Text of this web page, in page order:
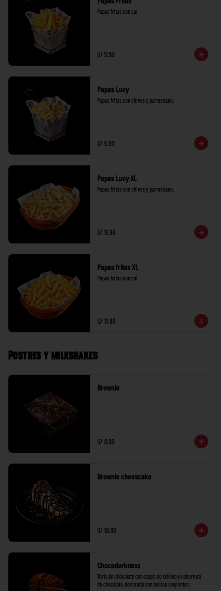
Papas fritas con sal.
S/ 9.90
Papas Lucy
Papas fritas con chives y parmesano.
S/ 9.90
Papas Lucy XL
Papas fritas con chives y parmesano.
S/ 11.90
Papas fritas XL
Papas fritas con sal.
S/ 11.90
Postres y milkshakes
Brownie
S/ 8.90
Brownie cheescake
S/ 18.90
Chocodarkness
Torta de chocolate con capas de relleno y cobertura
de chocolate, decorada con bolitas crujientes.